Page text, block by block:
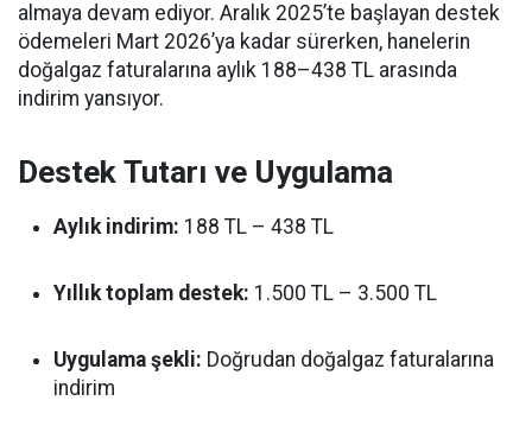
almaya devam ediyor. Aralık 2025’te başlayan destek
ödemeleri Mart 2026’ya kadar sürerken, hanelerin
doğalgaz faturalarına aylık 188–438 TL arasında
indirim yansıyor.
Destek Tutarı ve Uygulama
Aylık indirim: 188 TL – 438 TL
Yıllık toplam destek: 1.500 TL – 3.500 TL
Uygulama şekli: Doğrudan doğalgaz faturalarına
indirim